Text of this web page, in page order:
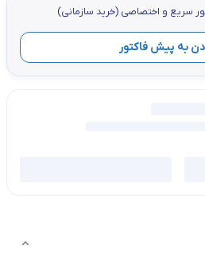
سریع و اختصاصي (خرید سازمانی)
به پیش فاکتور